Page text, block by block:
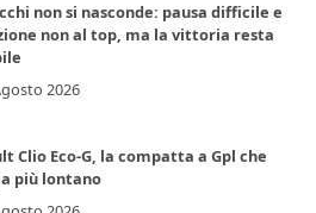
non si nasconde: pausa difficile e
non al top, ma la vittoria resta
2026
Clio Eco-G, la compatta a Gpl che
più lontano